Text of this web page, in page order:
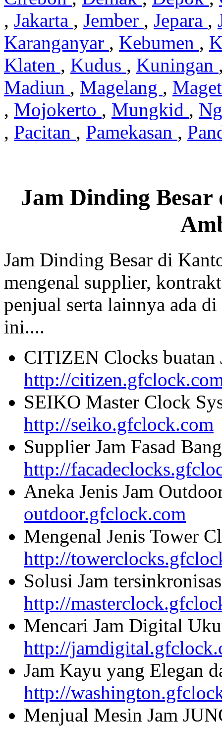
, Jakarta , Jember , Jepara ,
Karanganyar , Kebumen ,
Klaten , Kudus , Kuningan
Madiun , Magelang ,
, Mojokerto , Mungkid ,
, Pacitan , Pamekasan ,
Jam Dinding
Jam Dinding Besar di
mengenal supplier,
penjual serta lainnya ada
ini....
CITIZEN Clocks buatan
http://
SEIKO Master Clock
http://seiko.gfclock.com
Supplier Jam Fasad
http://
Aneka Jenis Jam
outdoor.gfclock.com
Mengenal Jenis Tower
http://
Solusi Jam
http://
Mencari Jam Digital
http://
Jam Kayu yang Elegan
http://
Menjual Mesin Jam